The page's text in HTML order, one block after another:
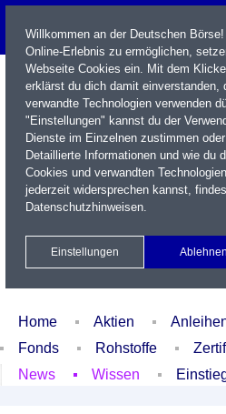
Name / WKN / ISIN / Kürzel
Xetra Realtime
Watchlist
Home Aktien
Fonds
Rohstoffe
News
Wissen
Willkommen an der Deutschen
Online-Erlebnis zu ermöglichen,
Webseite Cookies ein. Mit dem
erklärst du dich damit einverstanden,
verwandte Technologien verwenden
"Einstellungen" kannst du der
Dienste im Einzelnen zustimmen
Detaillierte Informationen und wie du
Cookies und verwandten
jederzeit widersprechen kannst,
Datenschutzhinweisen.
Einstellungen Ablehnen